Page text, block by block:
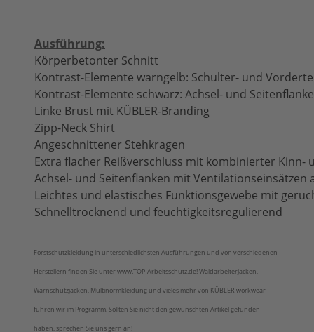
Ausführung:
Körperbetonter Schnitt
Kontrast-Elemente warngelb: Schulter- und
Kontrast-Elemente schwarz: Achsel- und
Linke Brust mit KÜBLER-Branding
Zipp-Neck Shirt
Angeschnittener Stehkragen
Extra flacher Reißverschluss mit kombinierter Kinn-
Achsel- und Seitenflanken mit Ventilationseinsätzen
Leichtes und elastisches Funktionsgewebe mit
Schnelltrocknend und feuchtigkeitsregulierend
Forstschutzkleidung in unterschiedlichsten Ausführungen und von verschiedenen
Herstellern finden Sie unter www.TOP-Arbeitsschutz.de! Waldarbeiterjacken,
Warnschutzjacken, Multinormkleidung und vieles mehr von KÜBLER workwear
führen wir im Programm. Sollten Sie nicht den gewünschten Artikel gefunden
haben, sprechen Sie uns gern an!